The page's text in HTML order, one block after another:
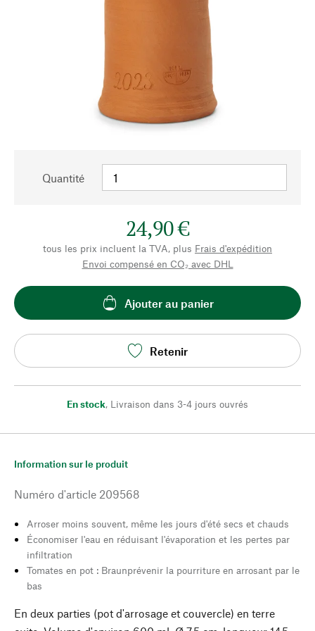
Quantité
24,90 €
tous les prix incluent la TVA, plus Frais d'expédition
Envoi compensé en CO₂ avec DHL
Ajouter au panier
Retenir
En stock, Livraison dans 3-4 jours ouvrés
Information sur le produit
Numéro d'article 209568
Arroser moins souvent, même les jours d'été secs et chauds
Économiser l'eau en réduisant l'évaporation et les pertes par
infiltration
Tomates en pot : Braunprévenir la pourriture en arrosant par le
bas
En deux parties (pot d'arrosage et couvercle) en terre